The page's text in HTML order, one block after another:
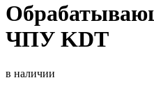
ЧПУ KDT
в наличии